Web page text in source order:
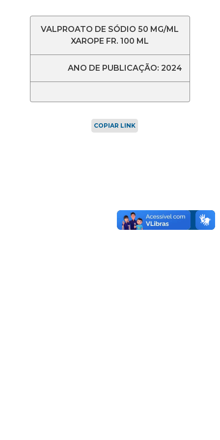
VALPROATO DE SÓDIO 50 MG/ML
XAROPE FR. 100 ML
ANO DE PUBLICAÇÃO: 2024
COPIAR LINK